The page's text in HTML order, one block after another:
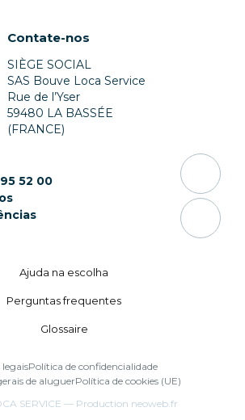
Contate-nos
SIÈGE SOCIAL
SAS Bouve Loca Service
Rue de l’Yser
59480 LA BASSÉE
(FRANCE)
52 00
Ajuda na escolha
Perguntas frequentes
Glossaire
legaisPolítica de confidencialidade
de aluguerPolítica de cookies (UE)
SERVICE — Production neoweb.fr